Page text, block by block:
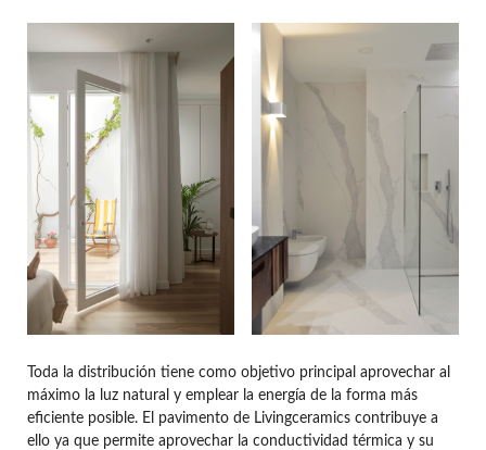
Toda la distribución tiene como objetivo principal aprovechar al
máximo la luz natural y emplear la energía de la forma más
eficiente posible. El pavimento de Livingceramics contribuye a
ello ya que permite aprovechar la conductividad térmica y su